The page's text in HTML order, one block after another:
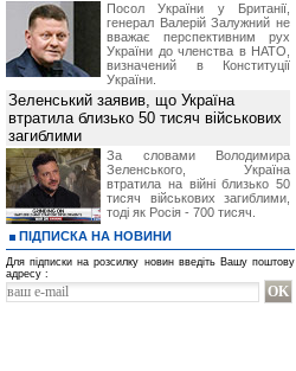
Посол України у Британії,
генерал Валерій Залужний не
вважає перспективним рух
України до членства в НАТО,
визначений в Конституції
України.
Зеленський заявив, що Україна
втратила близько 50 тисяч військових
загиблими
За словами Володимира
Зеленського, Україна
втратила на війні близько 50
тисяч військових загиблими,
тоді як Росія - 700 тисяч.
ПІДПИСКА НА НОВИНИ
Для підписки на розсилку новин введіть Вашу поштову
адресу :